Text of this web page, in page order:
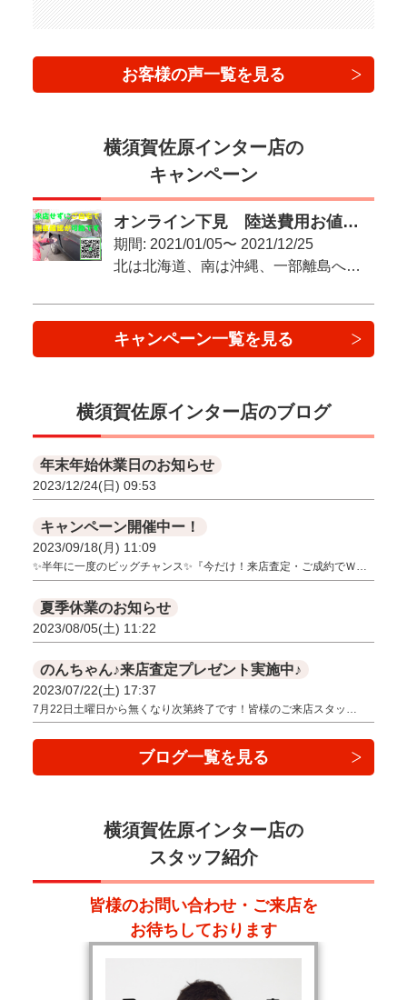
お客様の声一覧を見る
横須賀佐原インター店の
キャンペーン
オンライン下見 陸送費用お値引キャンペーン！
期間: 2021/01/05〜 2021/12/25
北は北海道、南は沖縄、一部離島への”販売・納車実績◎”店舗です！
キャンペーン一覧を見る
横須賀佐原インター店のブログ
年末年始休業日のお知らせ
2023/12/24(日) 09:53
キャンペーン開催中ー！
2023/09/18(月) 11:09
✨半年に一度のビッグチャンス✨『今だけ！来店査定・ご成約でＷ…
夏季休業のお知らせ
2023/08/05(土) 11:22
のんちゃん♪来店査定プレゼント実施中♪
2023/07/22(土) 17:37
7月22日土曜日から無くなり次第終了です！皆様のご来店スタッ…
ブログ一覧を見る
横須賀佐原インター店の
スタッフ紹介
皆様のお問い合わせ・ご来店を
お待ちしております